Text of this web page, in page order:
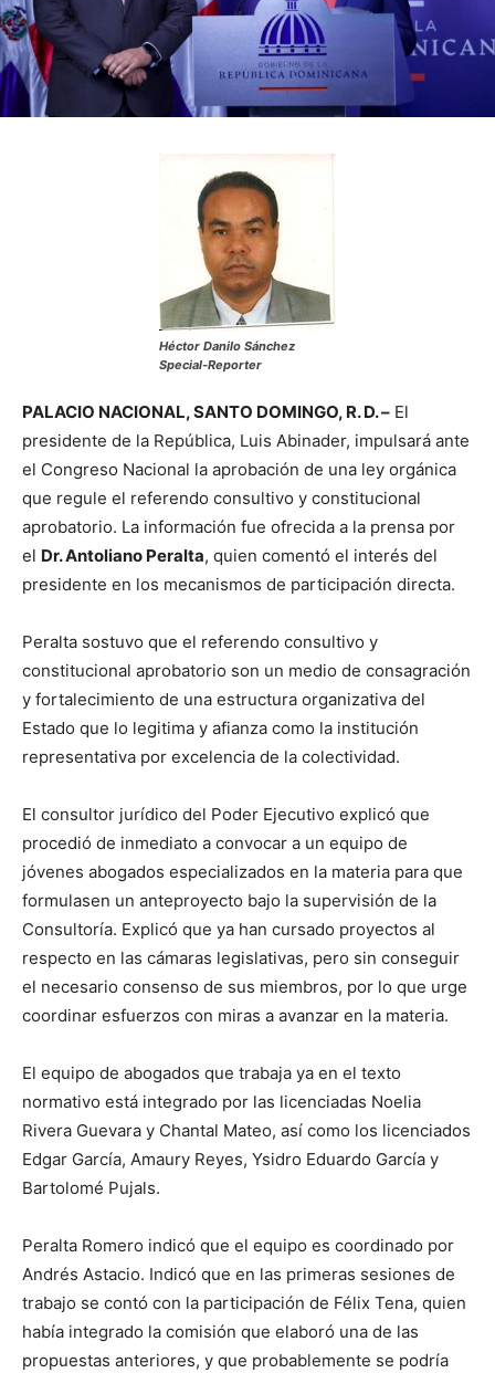
Héctor Danilo Sánchez
Special-Reporter
PALACIO NACIONAL, SANTO DOMINGO, R. D. – El
presidente de la República, Luis Abinader, impulsará ante
el Congreso Nacional la aprobación de una ley orgánica
que regule el referendo consultivo y constitucional
aprobatorio. La información fue ofrecida a la prensa por
el Dr. Antoliano Peralta, quien comentó el interés del
presidente en los mecanismos de participación directa.
Peralta sostuvo que el referendo consultivo y
constitucional aprobatorio son un medio de consagración
y fortalecimiento de una estructura organizativa del
Estado que lo legitima y afianza como la institución
representativa por excelencia de la colectividad.
El consultor jurídico del Poder Ejecutivo explicó que
procedió de inmediato a convocar a un equipo de
jóvenes abogados especializados en la materia para que
formulasen un anteproyecto bajo la supervisión de la
Consultoría. Explicó que ya han cursado proyectos al
respecto en las cámaras legislativas, pero sin conseguir
el necesario consenso de sus miembros, por lo que urge
coordinar esfuerzos con miras a avanzar en la materia.
El equipo de abogados que trabaja ya en el texto
normativo está integrado por las licenciadas Noelia
Rivera Guevara y Chantal Mateo, así como los licenciados
Edgar García, Amaury Reyes, Ysidro Eduardo García y
Bartolomé Pujals.
Peralta Romero indicó que el equipo es coordinado por
Andrés Astacio. Indicó que en las primeras sesiones de
trabajo se contó con la participación de Félix Tena, quien
había integrado la comisión que elaboró una de las
propuestas anteriores, y que probablemente se podría